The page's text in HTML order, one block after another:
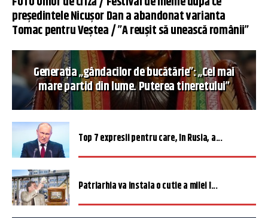
președintele Nicușor Dan a abandonat varianta
Tomac pentru Veștea / ”A reușit să unească românii”
Generația „gândacilor de bucătărie”: „Cel mai
mare partid din lume. Puterea tineretului”
Top 7 expresii pentru care, în Rusia, a...
Patriarhia va instala o cutie a milei î...